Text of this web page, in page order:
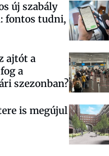
új szabály
fontos tudni,
ajtót a
a
szezonban?
is megújul